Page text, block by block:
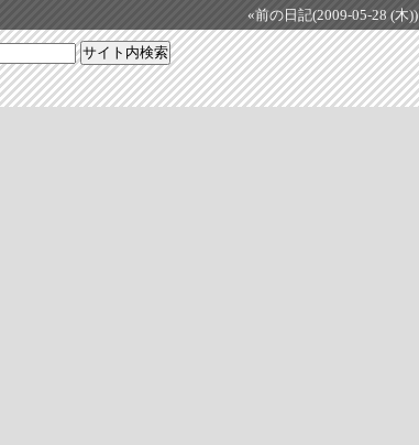
«前の日記(2009-05-28 (木))